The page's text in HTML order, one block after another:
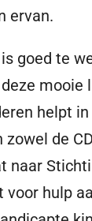
ervan.
goed te
mooie
helpt in
de
naar
voor hulp